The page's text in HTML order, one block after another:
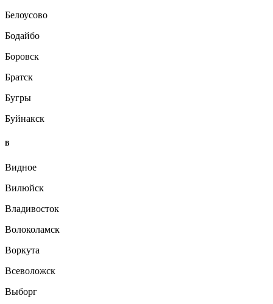
Белоусово
Бодайбо
Боровск
Братск
Бугры
Буйнакск
В
Видное
Вилюйск
Владивосток
Волоколамск
Воркута
Всеволожск
Выборг